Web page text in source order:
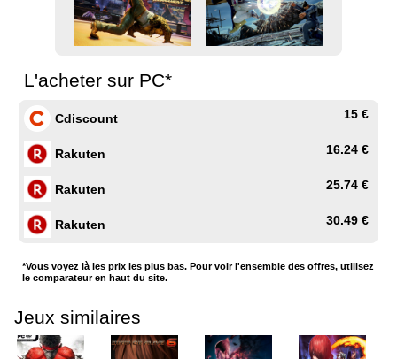
L'acheter sur PC*
Cdiscount 15 €
Rakuten 16.24 €
Rakuten 25.74 €
Rakuten 30.49 €
*Vous voyez là les prix les plus bas. Pour voir l'ensemble des offres, utilisez
le comparateur en haut du site.
Jeux similaires